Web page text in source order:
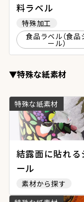
料ラベル
特殊加工
食品ラベル（食品
ール）
▼特殊な紙素材
特殊な紙素材
結露面に貼れる
ール
素材から探す